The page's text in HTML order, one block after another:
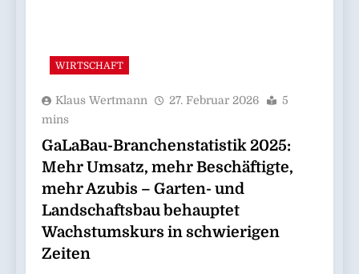
WIRTSCHAFT
Klaus Wertmann 27. Februar 2026
5
mins
GaLaBau-Branchenstatistik 2025:
Mehr Umsatz, mehr Beschäftigte,
mehr Azubis – Garten- und
Landschaftsbau behauptet
Wachstumskurs in schwierigen
Zeiten